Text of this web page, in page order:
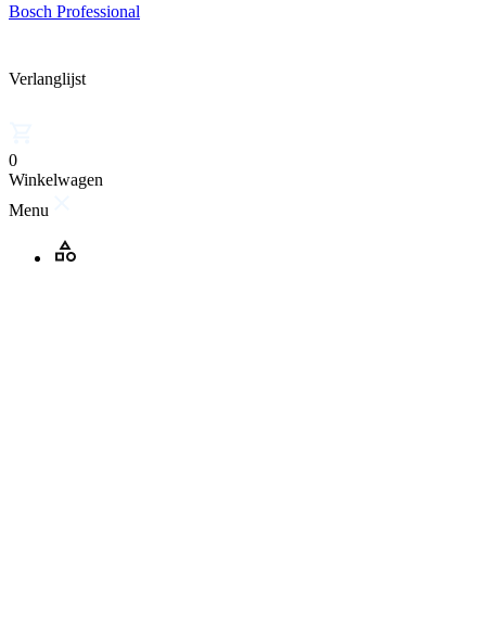
Bosch Professional
Verlanglijst
0
Winkelwagen
Menu